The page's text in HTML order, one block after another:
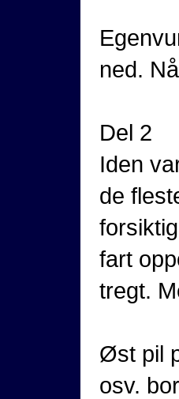
ned.
Del 2
Iden
de
fart
tregt.
Øst pil
osv.